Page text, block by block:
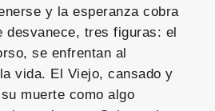
y la esperanza cobra
desvanece, tres figuras: el
se enfrentan al
vida. El Viejo, cansado y
muerte como algo